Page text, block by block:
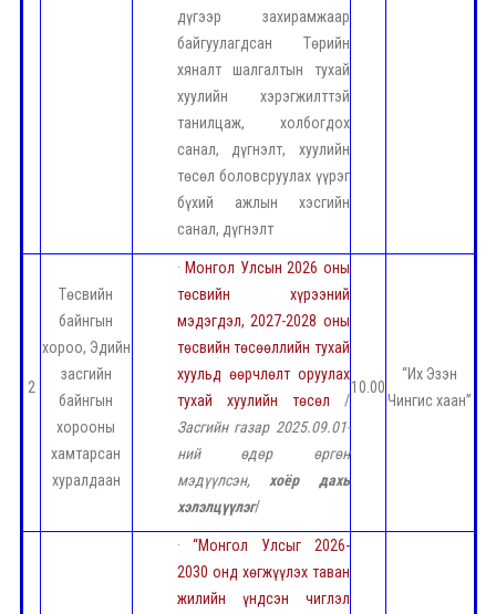
дүгээр захирамжаар
байгуулагдсан Төрийн
хяналт шалгалтын тухай
хуулийн хэрэгжилттэй
танилцаж, холбогдох
санал, дүгнэлт, хуулийн
төсөл боловсруулах үүрэг
бүхий ажлын хэсгийн
санал, дүгнэлт
2
Төсвийн
байнгын
хороо, Эдийн
засгийн
байнгын
хорооны
хамтарсан
хуралдаан
· Монгол Улсын 2026 оны
төсвийн хүрээний
мэдэгдэл, 2027-2028 оны
төсвийн төсөөллийн тухай
хуульд өөрчлөлт оруулах
тухай хуулийн төсөл /
Засгийн газар 2025.09.01-
ний өдөр өргөн
мэдүүлсэн, хоёр дахь
хэлэлцүүлэг/
10.00
“Их Эзэн
Чингис хаан”
·“Монгол Улсыг 2026-
2030 онд хөгжүүлэх таван
жилийн үндсэн чиглэл